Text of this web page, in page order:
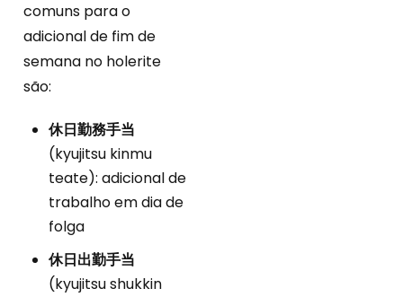
comuns para o
adicional de fim de
semana no holerite
são:
休日勤務手当
(kyujitsu kinmu
teate): adicional de
trabalho em dia de
folga
休日出勤手当
(kyujitsu shukkin